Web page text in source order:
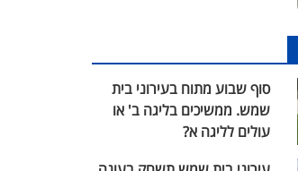
סוף שבוע מתוח בעירוני בית
שמש. ממשיכים בליגה ב' או
עולים לליגה א?